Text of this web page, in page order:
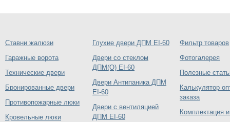
Ставни жалюзи
Гаражные ворота
Технические двери
Бронированные двери
Противопожарные люки
Кровельные люки
Глухие двери ДПМ EI-60
Двери со стеклом
ДПМ(О) EI-60
Двери Антипаника ДПМ
EI-60
Двери с вентиляцией
ДПМ EI-60
Фильтр товаров
Фотогалерея
Полезные
Калькулятор
заказа
Комплектация